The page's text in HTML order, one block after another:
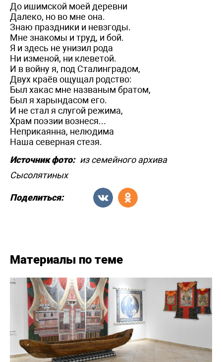
До ишимской моей деревни
Далеко, но во мне она.
Знаю праздники и невзгоды.
Мне знакомы и труд, и бой.
Я и здесь не унизил рода
Ни изменой, ни клеветой.
И в войну я, под Сталинградом,
Двух краёв ощущал родство:
Был хакас мне названым братом,
Был я харындасом его.
И не стал я слугой режима,
Храм поэзии вознеся...
Неприкаянна, нелюдима
Наша северная стезя.
Источник фото: из семейного архива
Сысолятиных
Поделиться:
Материалы по теме